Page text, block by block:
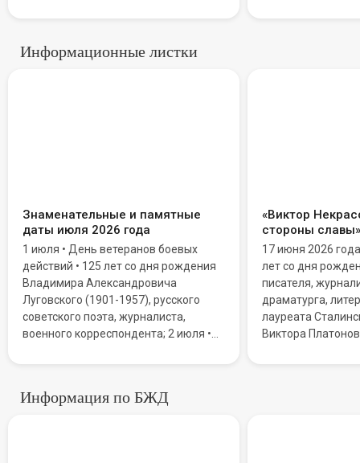
Информационные листки
Знаменательные и памятные
даты июля 2026 года
1 июля • День ветеранов боевых
действий • 125 лет со дня рождения
Владимира Александровича
Луговского (1901-1957), русского
советского поэта, журналиста,
военного корреспондента; 2 июля •
ГИБДД МВД Российской Федерации
«Виктор
стороны славы»
17 июня 2026
лет со дня
писателя,
драматурга,
лауреата
Виктора
Информация по БЖД